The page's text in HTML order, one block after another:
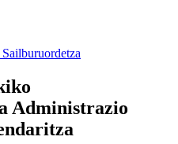
Administrazio